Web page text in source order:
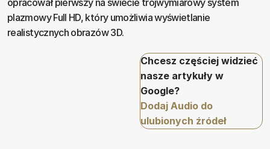
plazmowy Full HD, który umożliwia wyświetlanie
realistycznych obrazów 3D.
Chcesz częściej widzieć
nasze artykuły w
Google?
Dodaj Audio do
ulubionych źródeł